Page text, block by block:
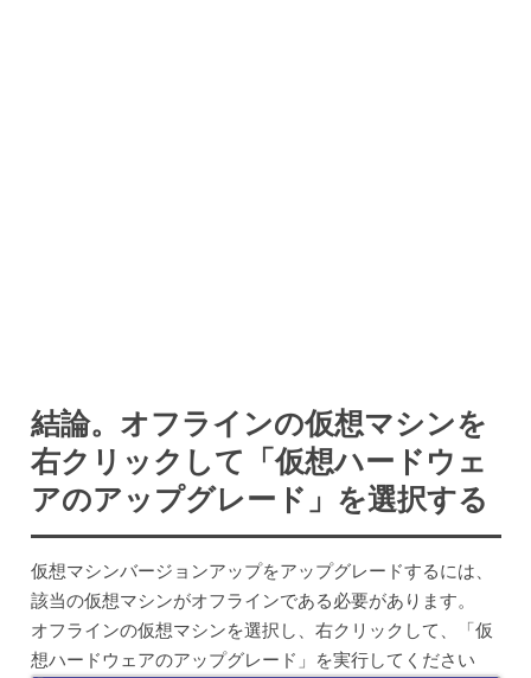
結論。オフラインの仮想マシンを
右クリックして「仮想ハードウェ
アのアップグレード」を選択する
仮想マシンバージョンアップをアップグレードするには、
該当の仮想マシンがオフラインである必要があります。
オフラインの仮想マシンを選択し、右クリックして、「仮
想ハードウェアのアップグレード」を実行してください